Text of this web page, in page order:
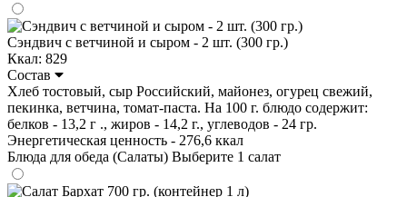
Сэндвич с ветчиной и сыром - 2 шт. (300 гр.)
Ккал: 829
Состав
Хлеб тостовый, сыр Российский, майонез, огурец свежий,
пекинка, ветчина, томат-паста. На 100 г. блюдо содержит:
белков - 13,2 г ., жиров - 14,2 г., углеводов - 24 гр.
Энергетическая ценность - 276,6 ккал
Блюда для обеда (Салаты) Выберите 1 салат